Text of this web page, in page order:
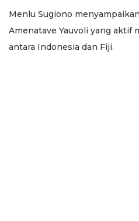
Menlu Sugiono
Amenatave Yauvoli yang aktif
antara Indonesia dan Fiji.